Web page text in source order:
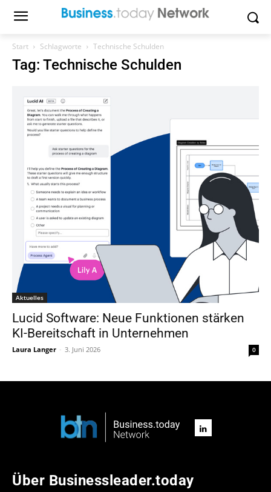
Start Schlagworte Technische Schulden
Tag: Technische Schulden
Aktuelles
Lucid Software: Neue Funktionen stärken
KI-Bereitschaft in Unternehmen
Laura Langer - 3. Juni 2026 0
Über Businessleader.today